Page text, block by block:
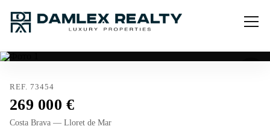
REF. 73454
269 000
Costa Brava — Lloret de Mar